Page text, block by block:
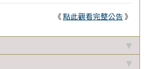
《點此觀看完整公告》